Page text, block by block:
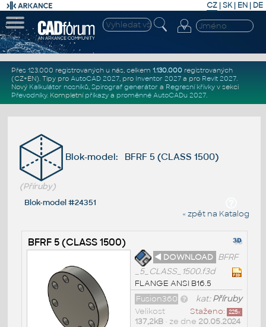
CZ | SK| EN | DE
Přes 123.000 registrovaných u nás, celkem 1.130.000registrovaných
(CZ+EN). Tipy pro AutoCAD 2027, pro Inventor 2027a pro Revit 2027.
Nový Kalkulátor nosníků, Spirograf generátor a Regresní křivkyv sekci
Převodníky. Kompletní příkazya proměnné AutoCADu 2027.
Blok-model: BFRF 5 (CLASS 1500)
(Příruby)
Blok-model #24351
« zpět na Katalog
BFRF 5 (CLASS 1500)
◄ DOWNLOAD BFRF
_5_CLASS_1500.f3d
FLANGE ANSI B16.5
kat:Příruby
Fusion360
Staženo: 225x
Velikost
137,2kB• ze dne 20.05.2024